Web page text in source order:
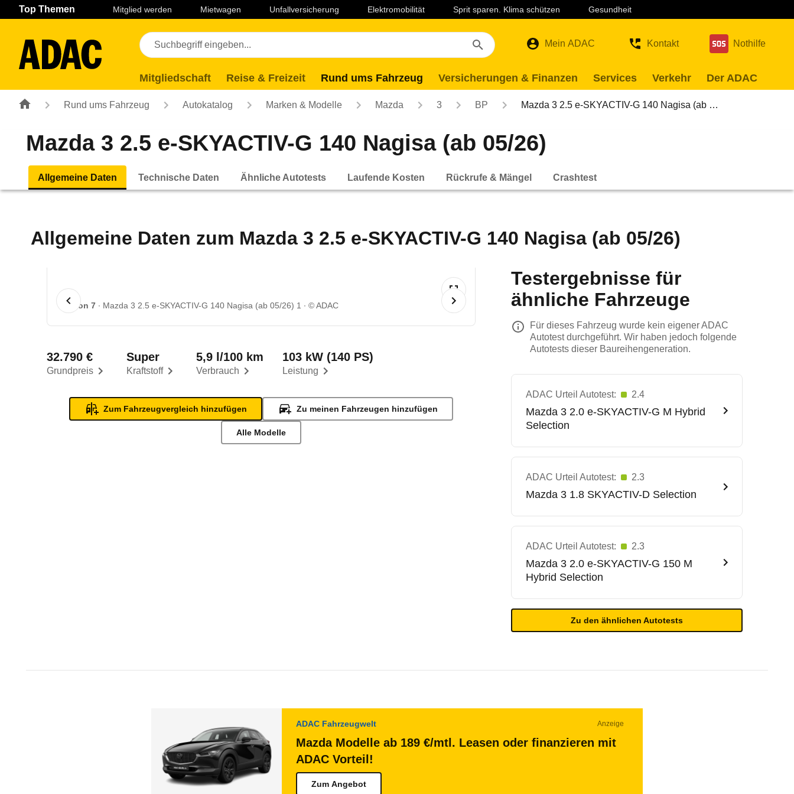
Navigation Seiteninhalt Fußzeile
Top Themen Mitglied werden Mietwagen Unfallversicherung Elektromobilität Sprit sparen. Klima schützen Gesundheit
Mein ADAC Kontakt Nothilfe
Mitgliedschaft Reise & Freizeit Rund ums Fahrzeug Versicherungen & Finanzen Services Verkehr Der ADAC
Rund ums Fahrzeug Autokatalog Marken & Modelle Mazda 3 BP Mazda 3 2.5 e-SKYACTIV-G 140 Nagisa (ab …
Mazda 3 2.5 e-SKYACTIV-G 140 Nagisa (ab 05/26)
Allgemeine Daten Technische Daten Ähnliche Autotests Laufende Kosten Rückrufe & Mängel Crashtest
Allgemeine Daten zum Mazda 3 2.5 e-SKYACTIV-G 140 Nagisa (ab 05/26)
1 von 7 Mazda 3 2.5 e-SKYACTIV-G 140 Nagisa (ab 05/26) 1 © ADAC
Grundpreis
32.790 €
Kraftstoff
Super
Verbrauch
5,9 l/100 km
Leistung
103 kW (140 PS)
Zum Fahrzeugvergleich hinzufügen Zu meinen Fahrzeugen hinzufügen
Alle Modelle
Testergebnisse für
ähnliche Fahrzeuge
Für dieses Fahrzeug wurde kein eigener ADAC
Autotest durchgeführt. Wir haben jedoch folgende
Autotests dieser Baureihengeneration.
ADAC Urteil Autotest: 2.4
Mazda 3 2.0 e-SKYACTIV-G M Hybrid
Selection
ADAC Urteil Autotest: 2.3
Mazda 3 1.8 SKYACTIV-D Selection
ADAC Urteil Autotest: 2.3
Mazda 3 2.0 e-SKYACTIV-G 150 M
Hybrid Selection
Zu den ähnlichen Autotests
ADAC Fahrzeugwelt Anzeige
Mazda Modelle ab 189 €/mtl. Leasen oder finanzieren mit
ADAC Vorteil!
Zum Angebot